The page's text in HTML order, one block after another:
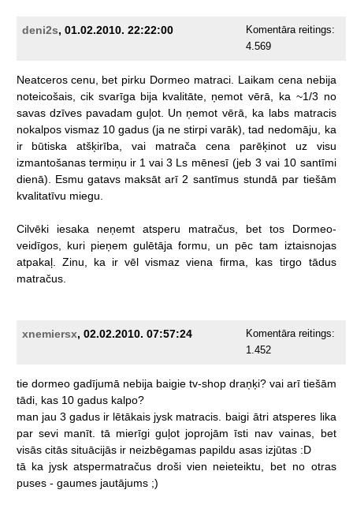
deni2s, 01.02.2010. 22:22:00
Komentāra reitings:
4.569
Neatceros cenu, bet pirku Dormeo matraci. Laikam cena nebija
noteicošais,
cik svarīga bija kvalitāte, ņemot vērā, ka ~1/3 no
savas dzīves pavadam guļot. Un ņemot vērā, ka labs matracis
nokalpos vismaz 10 gadus (ja ne stirpi varāk), tad nedomāju,
ka
ir
būtiska atšķirība, vai matrača cena parēķinot uz
visu
izmantošanas termiņu ir 1 vai 3 Ls mēnesī (jeb 3 vai 10 santīmi
dienā).
Esmu gatavs maksāt arī 2 santīmus stundā par tiešām
kvalitatīvu miegu.
Cilvēki iesaka neņemt atsperu matračus, bet tos
Dormeo-
veidīgos,
kuri pieņem gulētāja formu, un pēc tam
iztaisnojas
atpakaļ.
Zinu, ka ir vēl vismaz viena firma, kas tirgo tādus
matračus.
xnemiersx, 02.02.2010. 07:57:24
Komentāra reitings:
1.452
tie dormeo gadījumā nebija baigie tv-shop draņķi? vai arī tiešām
tādi, kas 10 gadus kalpo?
man jau 3 gadus ir lētākais jysk matracis. baigi ātri atsperes lika
par sevi manīt. tā mierīgi guļot joprojām īsti nav vainas,
bet
visās citās situācijās ir neizbēgamas papildu asas izjūtas :D
tā ka jysk atspermatračus droši vien neieteiktu, bet no otras
puses - gaumes jautājums ;)